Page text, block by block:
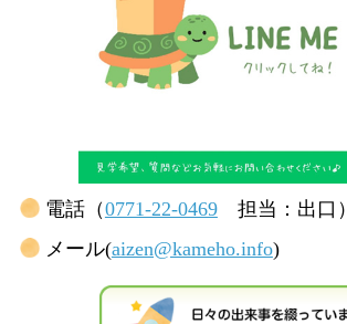
電話（0771-22-0469担当：出口）
メール(aizen@kameho.info)